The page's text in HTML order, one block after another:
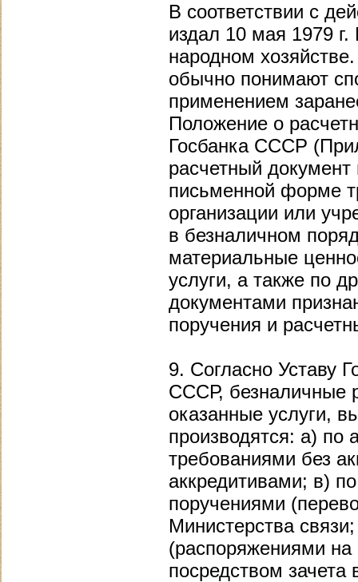
В соответствии с
издал 10 мая 1979
народном
обычно понимают
применением
Положение о
Госбанка СССР
расчетный
письменной форме
организации или
в безналичном
материальные
услуги, а также по
документами
поручения и
9. Согласно Уставу
СССР, безналичные
оказанные услуги,
производятся: а) по
требованиями без
аккредитивами; в)
поручениями
Министерства
(распоряжениями на
посредством